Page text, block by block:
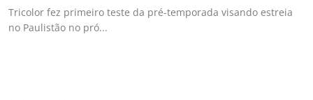
Tricolor fez primeiro teste da pré-temporada visando estreia
no Paulistão no pró...